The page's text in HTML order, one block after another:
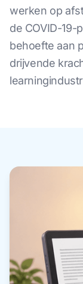
werken op
de COVID-19-
behoefte aan
drijvende